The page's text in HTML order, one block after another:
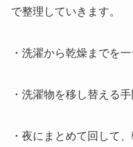
で整理していきます。
・洗濯から乾燥までを
・洗濯物を移し替える
・夜にまとめて回して